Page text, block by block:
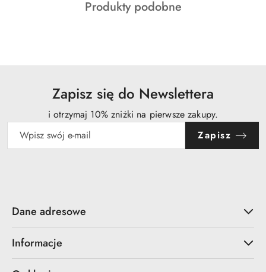
statusie:Produkty
Produkty podobne
Zapisz się do Newslettera
i otrzymaj 10% zniżki na pierwsze zakupy.
Zapisz
Dane adresowe
Informacje